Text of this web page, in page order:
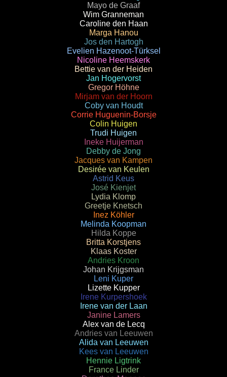
Mayo de Graaf
Wim Granneman
Caroline den Haan
Marga Hanou
Jos den Hartogh
Evelien Hazenoot-Türksel
Nicoline Heemskerk
Bettie van der Heiden
Jan Hogervorst
Gregor Höhne
Mirjam van der Hoorn
Coby van Houdt
Corrie Huguenin-Borsje
Colin Huigen
Trudi Huigen
Ineke Huijerman
Debby de Jong
Jacques van Kampen
Desirée van Keulen
Astrid Keus
José Kienjet
Lydia Klomp
Greetje Knetsch
Inez Köhler
Melinda Koopman
Hilda Koppe
Britta Korstjens
Klaas Koster
Andries Kroon
Johan Krijgsman
Leni Kuper
Lizette Kupper
Irene Kurpershoek
Irene van der Laan
Janine Lamers
Alex van de Lecq
Andries van Leeuwen
Alida van Leeuwen
Kees van Leeuwen
Hennie Ligtrink
France Linder